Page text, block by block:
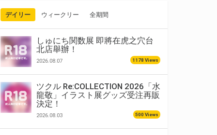
デイリー ウィークリー 全期間
しゅにち関数展 即將在虎之穴台
北店舉辦！
2026.08.07 1178 Views
ツクル Re:COLLECTION 2026「水
龍敬」イラスト展グッズ受注再販
決定！
2026.08.03 500 Views